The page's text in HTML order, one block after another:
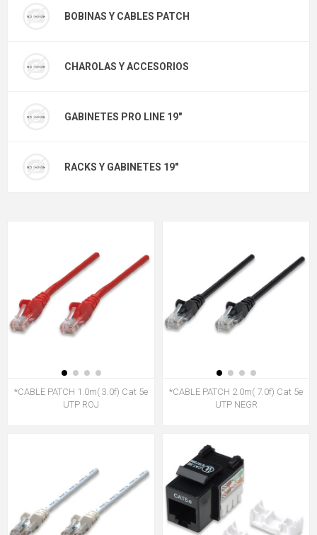
BOBINAS Y CABLES PATCH
CHAROLAS Y ACCESORIOS
GABINETES PRO LINE 19"
RACKS Y GABINETES 19"
*CABLE PATCH 1.0m( 3.0f) Cat 5e
UTP ROJ
*CABLE PATCH 2.0m( 7.0f) Cat 5e
UTP NEGR